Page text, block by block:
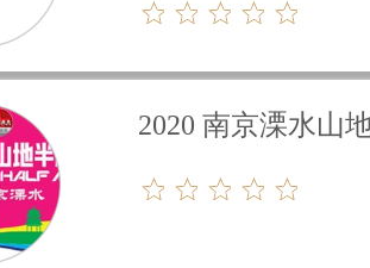
2020 南京溧水山